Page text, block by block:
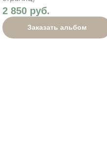
2 850 руб.
Заказать альбом